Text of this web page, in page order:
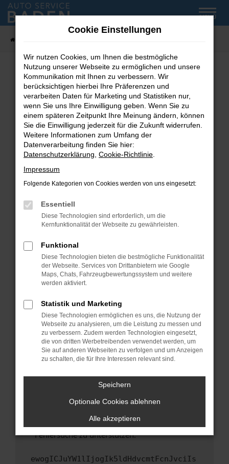
Zum
Hauptinhalt
MENÜ
Fehler: Network Error
Beim Laden ist ein Fehler aufgetreten.
Hier sind ein paar Tipps, die dir helfen können:
Überprüfe deine Firewall und deine
Internetverbindung.
Laden andere Webseiten, zum Beispiel deine
Suchmaschine?
Prüfe deine Browsererweiterungen.
können das Laden bestimmter Seiten
verhindern. Funktioniert die Seite in einem
Fenster?
Starte dein Gerät neu.
Das kann manchmal helfen, vorübergehende
Probleme zu beheben.
Betriebssystem auf dem neuesten Stand
sind.
Veraltete Software birgt nicht nur ein
Sicherheitsrisiko, sondern kann auch dazu
führen, dass bestimmte Funktionen nicht mehr
unterstützt werden.
Wende dich an den Webseitenbetreiber.
Wenn du alle oben genannten Schritte versucht
hast, kontaktiere uns bitte. Wir werden
uns diesen Text schicken, um uns bei der
Fehlersuche zu unterstützen:
ewogICJuYW1lIjogIk5ldHdvcmtFcnJvciIs
Cookie Einstellungen
Wir nutzen Cookies, um Ihnen die bestmögliche
Nutzung unserer Webseite zu ermöglichen und unsere
Kommunikation mit Ihnen zu verbessern. Wir
berücksichtigen hierbei Ihre Präferenzen und
verarbeiten Daten für Marketing und Statistiken nur,
wenn Sie uns Ihre Einwilligung geben. Wenn Sie zu
einem späteren Zeitpunkt Ihre Meinung ändern, können
Sie die Einwilligung jederzeit für die Zukunft widerrufen.
Weitere Informationen zum Umfang der
Datenverarbeitung finden Sie hier:
Datenschutzerklärung Cookie-Richtlinie
Impressum
Folgende Kategorien von Cookies werden von uns eingesetzt:
Essentiell
Diese Technologien sind erforderlich, um die
Kernfunktionalität der Webseite zu gewährleisten.
Funktional
Diese Technologien bieten die bestmögliche Funktionalität
der Webseite. Services von Drittanbietern wie Google
Maps, Chats, Fahrzeugbewertungssystem und weitere
werden aktiviert.
Statistik und Marketing
Diese Technologien ermöglichen es uns, die Nutzung der
Webseite zu analysieren, um die Leistung zu messen und
zu verbessern. Zudem werden Technologien eingesetzt,
die von dritten Werbetreibenden verwendet werden, um
Sie auf anderen Webseiten zu verfolgen und um Anzeigen
zu schalten, die für Ihre Interessen relevant sind.
Speichern
Optionale Cookies ablehnen
Alle akzeptieren